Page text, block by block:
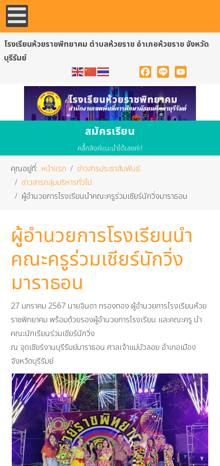
โรงเรียนห้วยราชพิทยาคม ตำบลห้วยราช อำเภอห้วยราช จังหวัด
บุรีรัมย์
Facebook
Line YouTube
สมัครเรียน
คลื๊กลิงค์แนะนำได้เลยค่ะ!
คุณอยู่ที่: หน้าแรก
ข่าวสารประชาสัมพันธ์
ข่าวสารกลุ่มบริหารทั่วไป
ผู้อำนวยการโรงเรียนนำคณะครูร่วมเชียร์นักวิ่งมาราธอน
ผู้อำนวยการโรงเรียนนำ
คณะครูร่วมเชียร์นักวิ่ง
มาราธอน
27 มกราคม 2567 นายจินดา กรองทอง ผู้อำนวยการโรงเรียนห้วย
ราชพิทยาคม พร้อมด้วยรองผู้อำนวยการโรงเรียน และคณะครู นำ
คณะนักเรียนร่วมเชียร์นักวิ่ง
ณ จุดเชียร์งานบุรีรัมย์มาราธอน ศาลเจ้าแม่บัวลอย อำเภอเมือง
จังหวัดบุรีรัมย์